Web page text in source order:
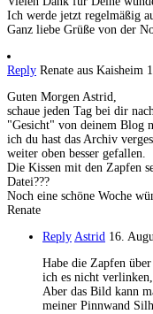
Ich werde jetzt regelmäßig
Ganz liebe Grüße von der
Reply Renate aus Kaisheim
Guten Morgen Astrid,
schaue jeden Tag bei dir
"Gesicht" von deinem Blog
ich du hast das Archiv
weiter oben besser gefallen.
Die Kissen mit den Zapfen
Datei???
Noch eine schöne Woche
Renate
Reply Astrid 16.
Habe die Zapfen
ich es nicht
Aber das Bild kann
meiner Pinnwand